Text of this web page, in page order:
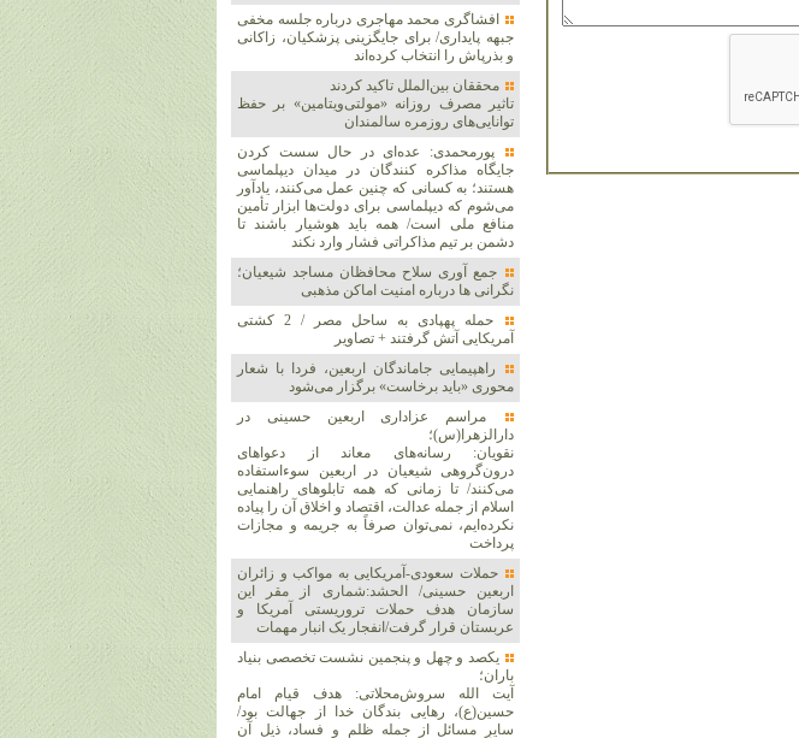
افشاگری محمد مهاجری درباره جلسه مخفی
جبهه پایداری/ برای جایگزینی پزشکیان، زاکانی
و بذرپاش را انتخاب کرده‌اند
محققان بین‌الملل تاکید کردند
تاثیر مصرف روزانه «مولتی‌ویتامین» بر حفظ
توانایی‌های روزمره سالمندان
پورمحمدی: عده‌ای در حال سست کردن
جایگاه مذاکره کنندگان در میدان دیپلماسی
هستند؛ به کسانی که چنین عمل می‌کنند، یادآور
می‌شوم که دیپلماسی برای دولت‌ها ابزار تأمین
منافع ملی است/ همه باید هوشیار باشند تا
دشمن بر تیم مذاکراتی فشار وارد نکند
جمع آوری سلاح محافظان مساجد شیعیان؛
نگرانی ها درباره امنیت اماکن مذهبی
حمله پهپادی به ساحل مصر / 2 کشتی
آمریکایی آتش گرفتند + تصاویر
راهپیمایی جاماندگان اربعین، فردا با شعار
محوری «باید برخاست» برگزار می‌شود
مراسم عزاداری اربعین حسینی در
دارالزهرا(س)؛
نقویان: رسانه‌های معاند از دعواهای
درون‌گروهی شیعیان در اربعین سوءاستفاده
می‌کنند/ تا زمانی که همه تابلوهای راهنمایی
اسلام از جمله عدالت، اقتصاد و اخلاق آن را پیاده
نکرده‌ایم، نمی‌توان صرفاً به جریمه و مجازات
پرداخت
حملات سعودی-آمریکایی به مواکب و زائران
اربعین حسینی/ الحشد:شماری از مقر این
سازمان هدف حملات تروریستی آمریکا و
عربستان قرار گرفت/انفجار یک انبار مهمات
یکصد و چهل و پنجمین نشست تخصصی بنیاد
باران؛
آیت الله سروش‌محلاتی: هدف قیام امام
حسین(ع)، رهایی بندگان خدا از جهالت بود/
سایر مسائل از جمله ظلم و فساد، ذیل آن